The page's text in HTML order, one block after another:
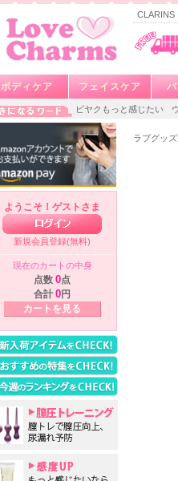
CLARINS
ボディケア フェイスケア
ビヤクもっと感じたい
ようこそ！ゲストさま
新規会員登録(無料)
現在のカートの中身
点数 0点
合計 0円
カートを見る
ラブグッ